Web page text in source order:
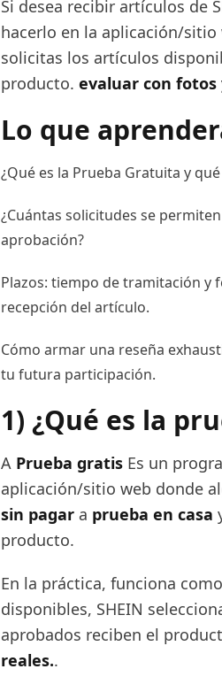
Si desea recibir artículos de
hacerlo en la aplicación/sitio
solicitas los artículos
producto. evaluar con fotos
Lo que
¿Qué es la Prueba Gratuita y
¿Cuántas solicitudes se
aprobación?
Plazos: tiempo de tramitación y
recepción del artículo.
Cómo armar una reseña
tu futura participación.
1) ¿Qué es la
A Prueba gratis Es un
aplicación/sitio web donde
sin pagar a prueba en casa
producto.
En la práctica, funciona
disponibles, SHEIN
aprobados reciben el
reales..